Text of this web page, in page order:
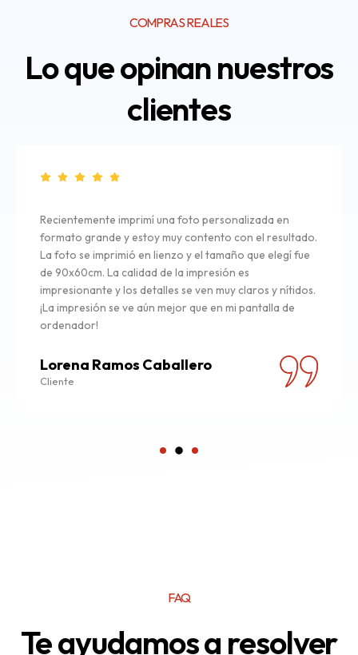
COMPRAS REALES
Lo que opinan nuestros
clientes
Recientemente imprimí una foto personalizada en
formato grande y estoy muy contento con el resultado.
La foto se imprimió en lienzo y el tamaño que elegí fue
de 90x60cm. La calidad de la impresión es
impresionante y los detalles se ven muy claros y nítidos.
¡La impresión se ve aún mejor que en mi pantalla de
ordenador!
Lorena Ramos Caballero
Cliente
FAQ
Te ayudamos a resolver